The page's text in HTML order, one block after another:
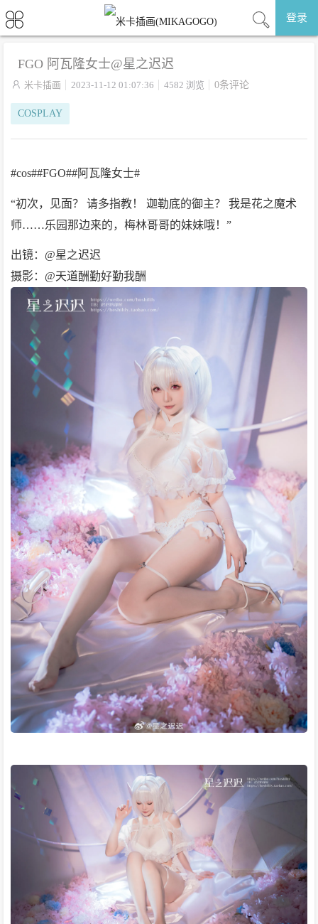
登录
FGO 阿瓦隆女士@星之迟迟
 米卡插画 2023-11-12 01:07:36 4582 浏览 0条评论
COSPLAY
#cos##FGO##阿瓦隆女士#
“初次，见面？ 请多指教！ 迦勒底的御主？ 我是花之魔术
师……乐园那边来的，梅林哥哥的妹妹哦！”
出镜：@星之迟迟
摄影：@天道酬勤好勤我酬